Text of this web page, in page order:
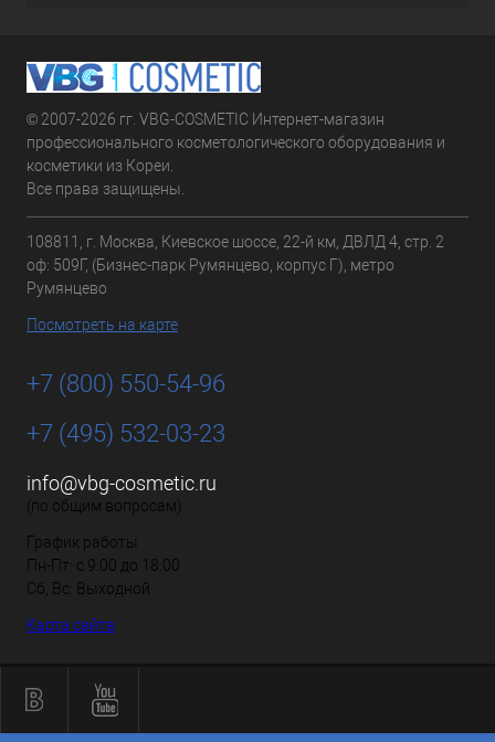
© 2007-2026 гг. VBG-COSMETIC Интернет-магазин
профессионального косметологического оборудования и
косметики из Кореи.
Все права защищены.
108811, г. Москва, Киевское шоссе, 22-й км, ДВЛД 4, стр. 2
оф: 509Г, (Бизнес-парк Румянцево, корпус Г), метро
Румянцево
Посмотреть на карте
+7 (800) 550-54-96
+7 (495) 532-03-23
info@vbg-cosmetic.ru
(по общим вопросам)
График работы
Пн-Пт: с 9:00 до 18:00
Сб, Вс: Выходной
Карта сайта